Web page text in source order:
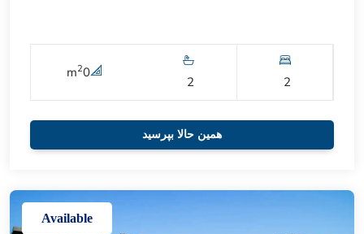
2
2
0
m2
همین حالا بپرسید
Available